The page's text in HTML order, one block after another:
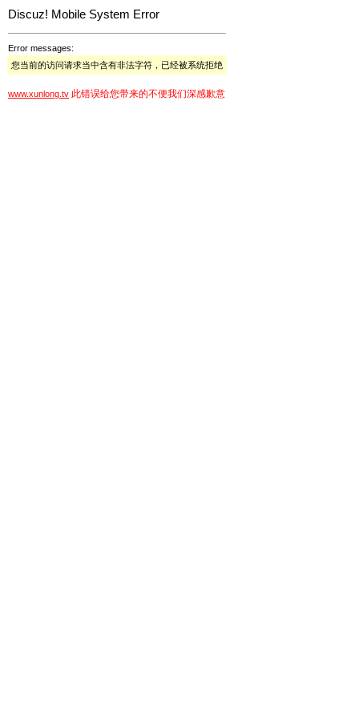
Discuz! Mobile System Error
Error messages:
您当前的访问请求当中含有非法字符，已经被系统拒绝
www.xunlong.tv 此错误给您带来的不便我们深感歉意